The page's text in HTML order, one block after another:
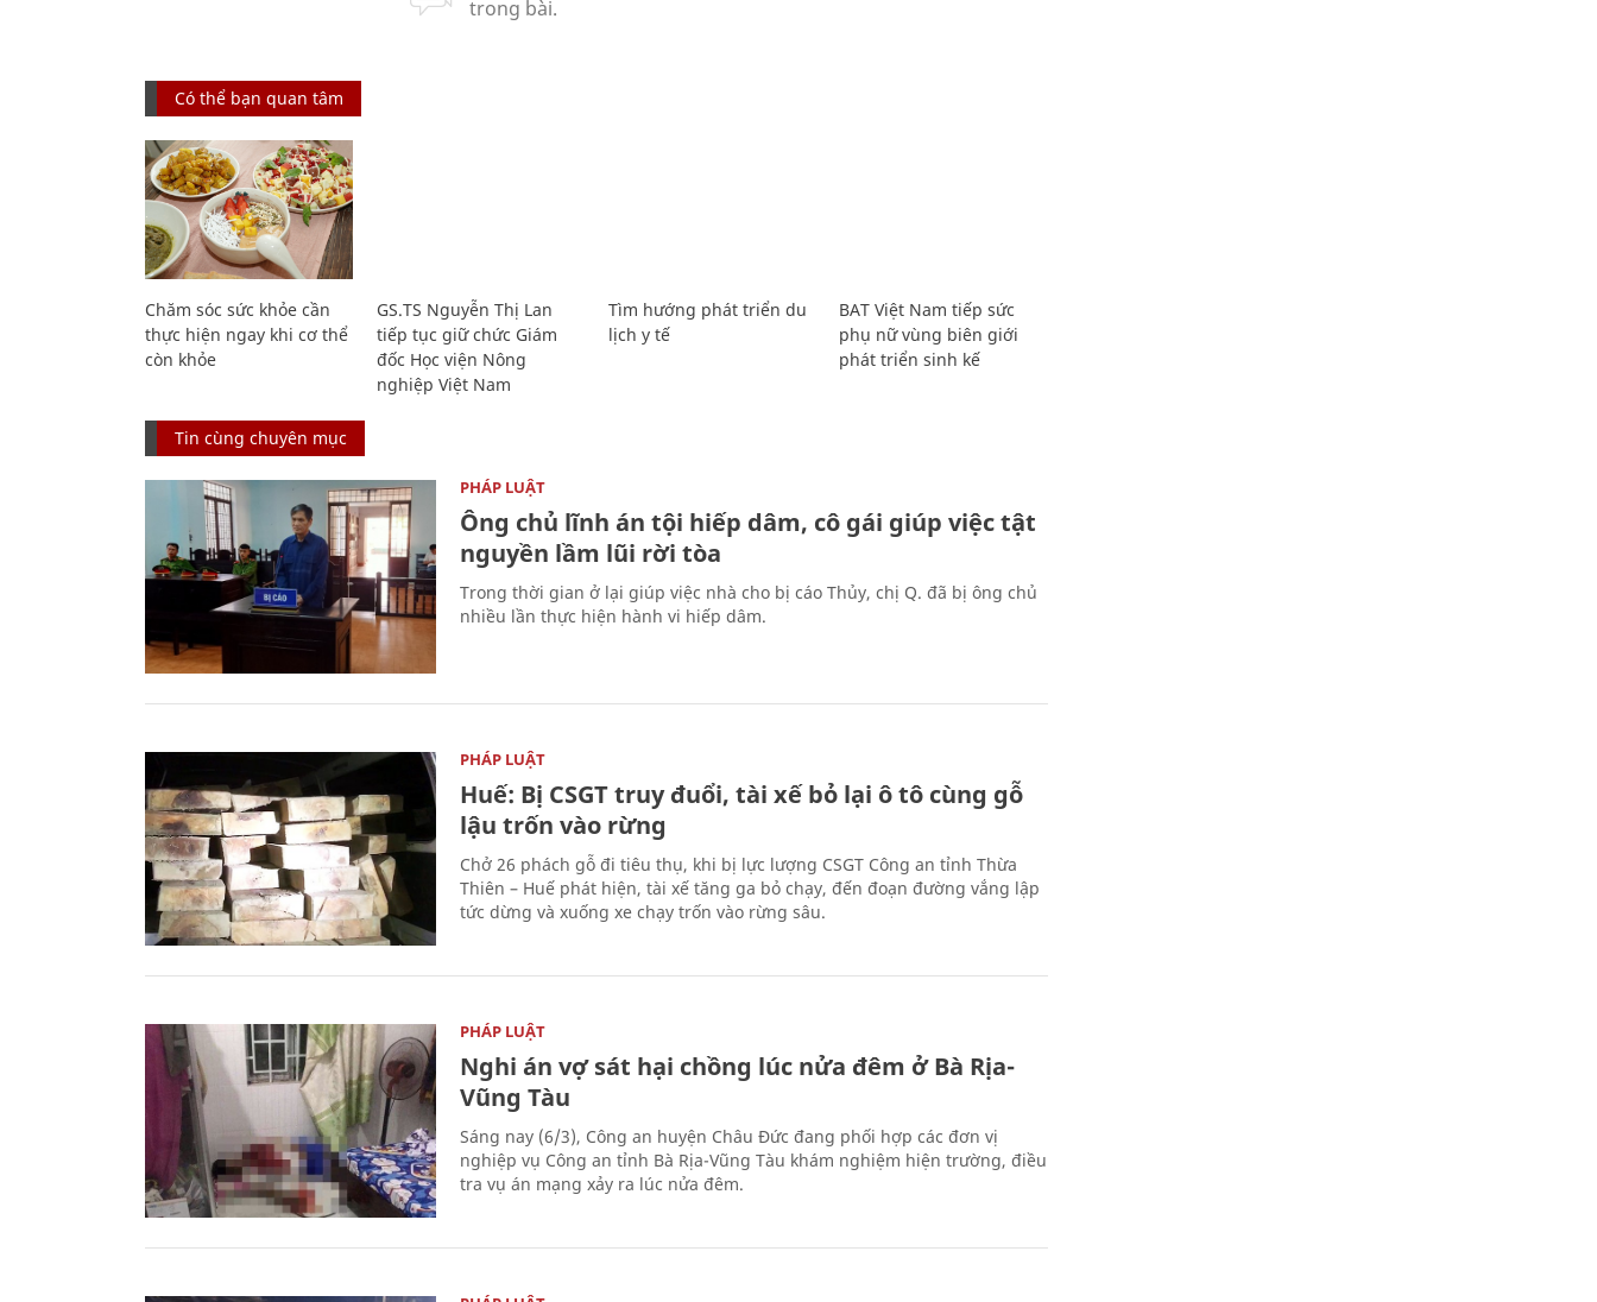
Có thể bạn quan tâm
Chăm sóc sức khỏe cần
thực hiện ngay khi cơ thể
còn khỏe
GS.TS Nguyễn Thị Lan
tiếp tục giữ chức Giám
đốc Học viện Nông
nghiệp Việt Nam
Tìm hướng phát triển du
lịch y tế
BAT Việt Nam tiếp sức
phụ nữ vùng biên giới
phát triển sinh kế
Tin cùng chuyên mục
PHÁP LUẬT
Ông chủ lĩnh án tội hiếp dâm, cô gái giúp việc tật
nguyền lầm lũi rời tòa
Trong thời gian ở lại giúp việc nhà cho bị cáo Thủy, chị Q. đã bị ông chủ
nhiều lần thực hiện hành vi hiếp dâm.
PHÁP LUẬT
Huế: Bị CSGT truy đuổi, tài xế bỏ lại ô tô cùng gỗ
lậu trốn vào rừng
Chở 26 phách gỗ đi tiêu thụ, khi bị lực lượng CSGT Công an tỉnh Thừa
Thiên – Huế phát hiện, tài xế tăng ga bỏ chạy, đến đoạn đường vắng lập
tức dừng và xuống xe chạy trốn vào rừng sâu.
PHÁP LUẬT
Nghi án vợ sát hại chồng lúc nửa đêm ở Bà Rịa-
Vũng Tàu
Sáng nay (6/3), Công an huyện Châu Đức đang phối hợp các đơn vị
nghiệp vụ Công an tỉnh Bà Rịa-Vũng Tàu khám nghiệm hiện trường, điều
tra vụ án mạng xảy ra lúc nửa đêm.